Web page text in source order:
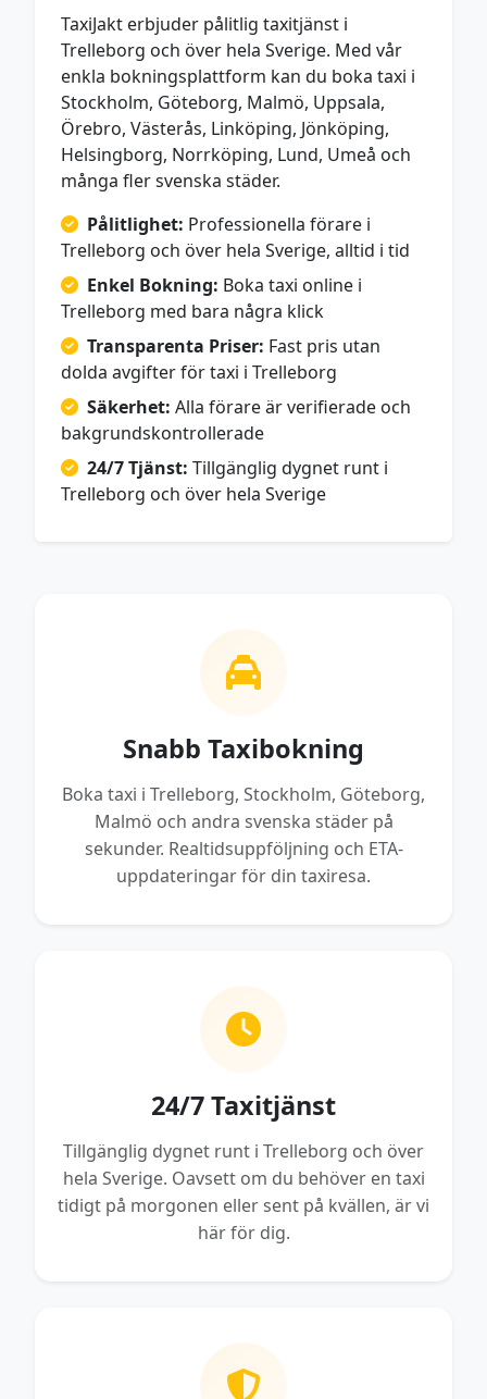
TaxiJakt erbjuder pålitlig taxitjänst i
Trelleborg och över hela Sverige. Med vår
enkla bokningsplattform kan du boka taxi i
Stockholm, Göteborg, Malmö, Uppsala,
Örebro, Västerås, Linköping, Jönköping,
Helsingborg, Norrköping, Lund, Umeå och
många fler svenska städer.
Pålitlighet: Professionella förare i
Trelleborg och över hela Sverige, alltid i tid
Enkel Bokning: Boka taxi online i
Trelleborg med bara några klick
Transparenta Priser: Fast pris utan
dolda avgifter för taxi i Trelleborg
Säkerhet: Alla förare är verifierade och
bakgrundskontrollerade
24/7 Tjänst: Tillgänglig dygnet runt i
Trelleborg och över hela Sverige
Snabb Taxibokning
Boka taxi i Trelleborg, Stockholm, Göteborg,
Malmö och andra svenska städer på
sekunder. Realtidsuppföljning och ETA-
uppdateringar för din taxiresa.
24/7 Taxitjänst
Tillgänglig dygnet runt i Trelleborg och över
hela Sverige. Oavsett om du behöver en taxi
tidigt på morgonen eller sent på kvällen, är vi
här för dig.